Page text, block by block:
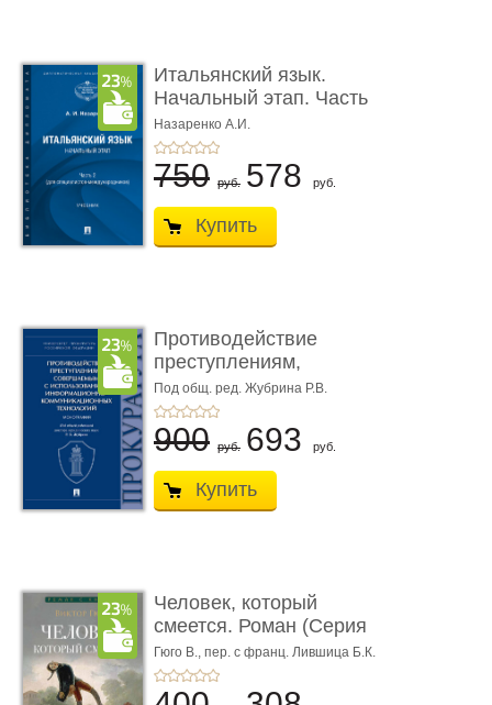
Итальянский язык.
Начальный этап. Часть
2. Учеб� ...
Назаренко А.И.
750 руб. 578 руб.
Купить
Противодействие
преступлениям,
совершаемым с ...
Под общ. ред. Жубрина Р.В.
900 руб. 693 руб.
Купить
Человек, который
смеется. Роман (Серия
«Роман с ...
Гюго В., пер. с франц. Лившица Б.К.